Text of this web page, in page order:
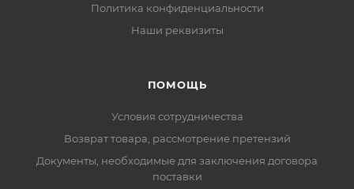
Политика конфиденциальности
Наши реквизиты
ПОМОЩЬ
Условия сотрудничества
Возврат товара, рассмотрение претензий
Документы, необходимые для заключения договора
поставки